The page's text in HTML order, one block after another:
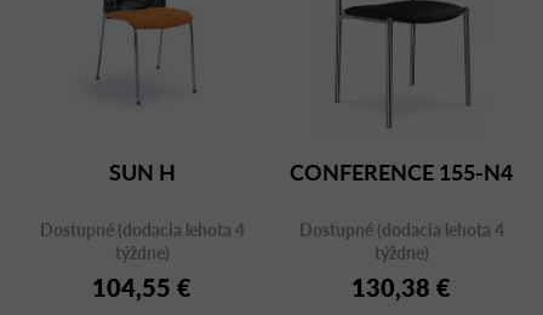
SUN H
Dostupné (dodacia lehota 4
týždne)
104,55 €
CONFERENCE 155-N4
Dostupné (dodacia lehota 4
týždne)
130,38 €